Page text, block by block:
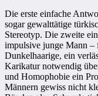
Die erste einfache
sogar gewalttätige
Stereotyp. Die zweite
impulsive junge Mann
Dunkelhaarige, ein
Karikatur notwendig
und Homophobie ein
Männern gewiss nicht